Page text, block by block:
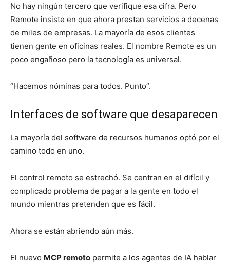
No hay ningún tercero que verifique esa cifra. Pero
Remote insiste en que ahora prestan servicios a decenas
de miles de empresas. La mayoría de esos clientes
tienen gente en oficinas reales. El nombre Remote es un
poco engañoso pero la tecnología es universal.
“Hacemos nóminas para todos. Punto”.
Interfaces de software que desaparecen
La mayoría del software de recursos humanos optó por el
camino todo en uno.
El control remoto se estrechó. Se centran en el difícil y
complicado problema de pagar a la gente en todo el
mundo mientras pretenden que es fácil.
Ahora se están abriendo aún más.
El nuevo MCP remoto permite a los agentes de IA hablar